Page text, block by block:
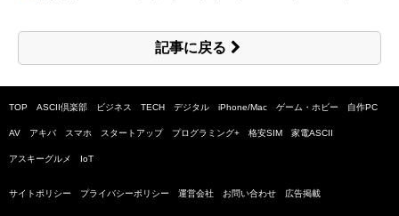
記事に戻る
TOP ASCII倶楽部 ビジネス TECH デジタル iPhone/Mac ゲーム・ホビー 自作PC
AV アキバ スマホ スタートアップ プログラミング+ 格安SIM 家電ASCII
アスキーグルメ IoT
サイトポリシー プライバシーポリシー 運営会社 お問い合わせ 広告掲載